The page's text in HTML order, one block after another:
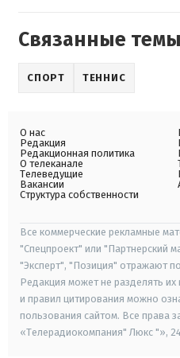
Связанные
СПОРТ ТЕННИС
О нас
Редакция
Редакционная политика
О телеканале
Телеведущие
Вакансии
Структура собственности
Все коммерческие рекламные
"Спецпроект" или "Партнерский
"Эксперт", "Позиция" отражают
Редакция может не разделять
и правил цитирования можно
пользования сайтом. Все
«Телерадиокомпания" Люкс "»,